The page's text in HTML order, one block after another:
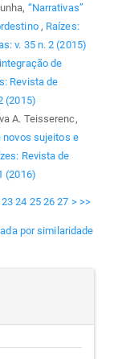
“Narrativas”
, Raízes:
v. 35 n. 2 (2015)
de
Revista de
(2015)
A. Teisserenc,
novos sujeitos e
Revista de
(2016)
23 24 25 26 27 > >>
por similaridade